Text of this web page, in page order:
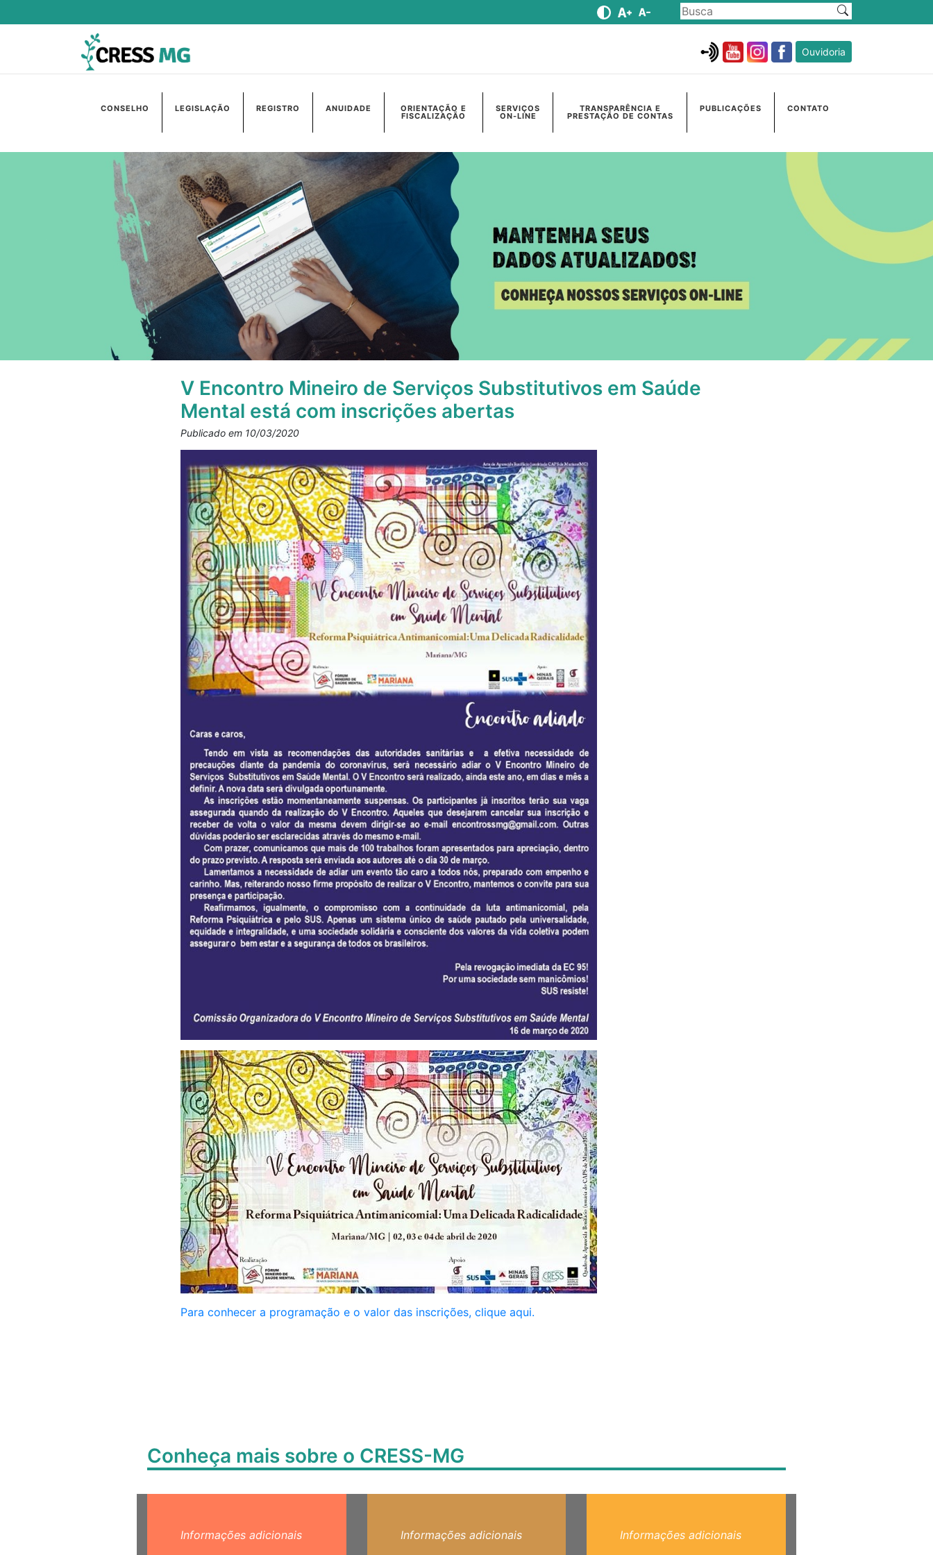
Ouvidoria
CONSELHO LEGISLAÇÃO REGISTRO ANUIDADE ORIENTAÇÃO E
FISCALIZAÇÃO
SERVIÇOS
ON-LINE
TRANSPARÊNCIA E
PRESTAÇÃO DE CONTAS
PUBLICAÇÕES CONTATO
V Encontro Mineiro de Serviços Substitutivos em Saúde
Mental está com inscrições abertas
Publicado em 10/03/2020
Para conhecer a programação e o valor das inscrições, clique aqui.
Conheça mais sobre o CRESS-MG
Informações adicionais Informações adicionais Informações adicionais